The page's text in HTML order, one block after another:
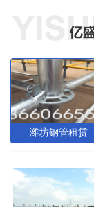
潍坊钢管租赁